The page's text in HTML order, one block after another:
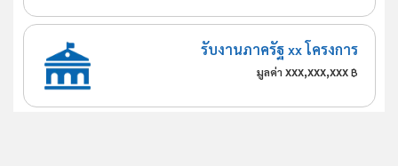
รับงานภาครัฐ xx โครงการ
มูลค่า xxx,xxx,xxx ฿